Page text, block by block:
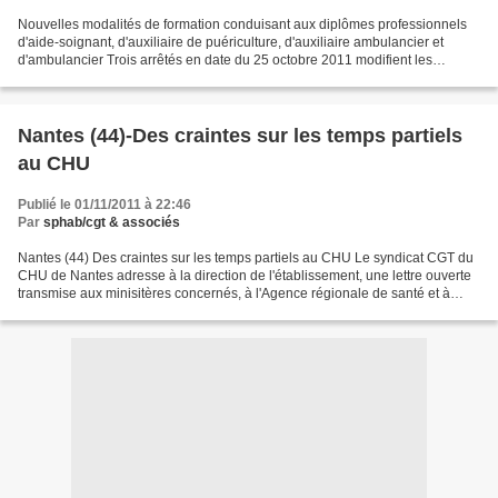
Nouvelles modalités de formation conduisant aux diplômes professionnels
d'aide-soignant, d'auxiliaire de puériculture, d'auxiliaire ambulancier et
d'ambulancier Trois arrêtés en date du 25 octobre 2011 modifient les
Nantes (44)-Des craintes sur les temps partiels
au CHU
Publié le 01/11/2011 à 22:46
Par sphab/cgt & associés
Nantes (44) Des craintes sur les temps partiels au CHU Le syndicat CGT du
CHU de Nantes adresse à la direction de l'établissement, une lettre ouverte
transmise aux minisitères concernés, à l'Agence régionale de santé et à